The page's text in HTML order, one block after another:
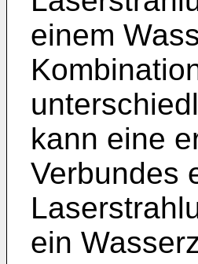
einem
kann eine
Verbundes
ein